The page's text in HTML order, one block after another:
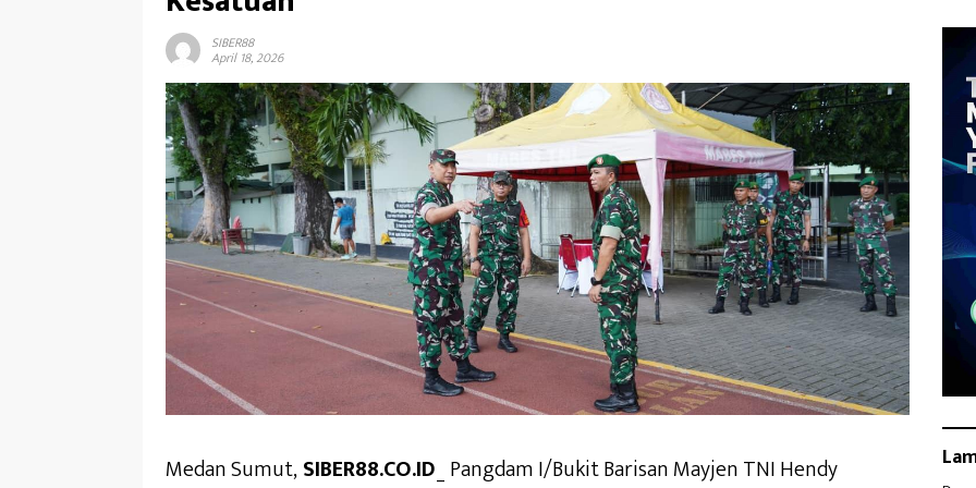
SIBER88
April 18, 2026
Medan Sumut,SIBER88.CO.ID _ Pangdam I/Bukit Barisan Mayjen TNI Hendy